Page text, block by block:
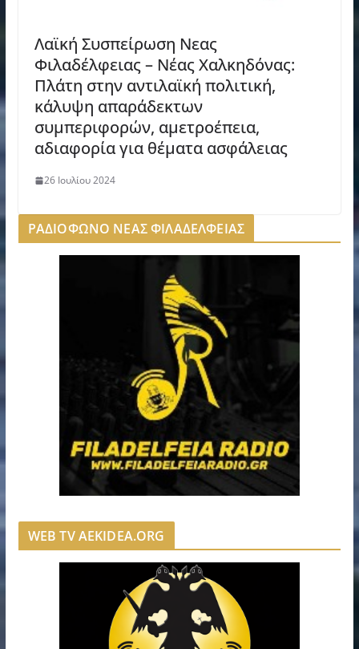
Λαϊκή Συσπείρωση Νεας
Φιλαδέλφειας – Νέας Χαλκηδόνας:
Πλάτη στην αντιλαϊκή πολιτική,
κάλυψη απαράδεκτων
συμπεριφορών, αμετροέπεια,
αδιαφορία για θέματα ασφάλειας
26 Ιουλίου 2024
ΡΑΔΙΟΦΩΝΟ ΝΕΑΣ ΦΙΛΑΔΕΛΦΕΙΑΣ
WEB TV AEKIDEA.ORG